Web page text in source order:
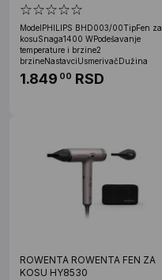
ModelPHILIPS BHD003/00TipFen za
kosuSnaga1400 WPodešavanje
temperature i brzine2
brzineNastavciUsmerivačDužina
1.849 00 RSD
ROWENTA ROWENTA FEN ZA
KOSU HY8530